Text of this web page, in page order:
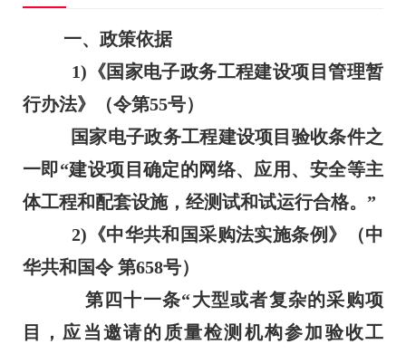
一、政策依据
1)《国家电子政务工程建设项目管理暂
行办法》（令第55号）
国家电子政务工程建设项目验收条件之
一即“建设项目确定的网络、应用、安全等主
体工程和配套设施，经测试和试运行合格。”
2)《中华共和国采购法实施条例》（中
华共和国令 第658号）
第四十一条“大型或者复杂的采购项
目，应当邀请的质量检测机构参加验收工